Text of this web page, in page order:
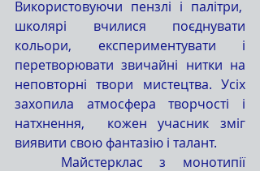
Використовуючи пензлі і палітри,
школярі вчилися поєднувати
кольори, експериментувати і
перетворювати звичайні нитки на
неповторні твори мистецтва. Усіх
захопила атмосфера творчості і
натхнення,  кожен учасник зміг
виявити свою фантазію і талант.